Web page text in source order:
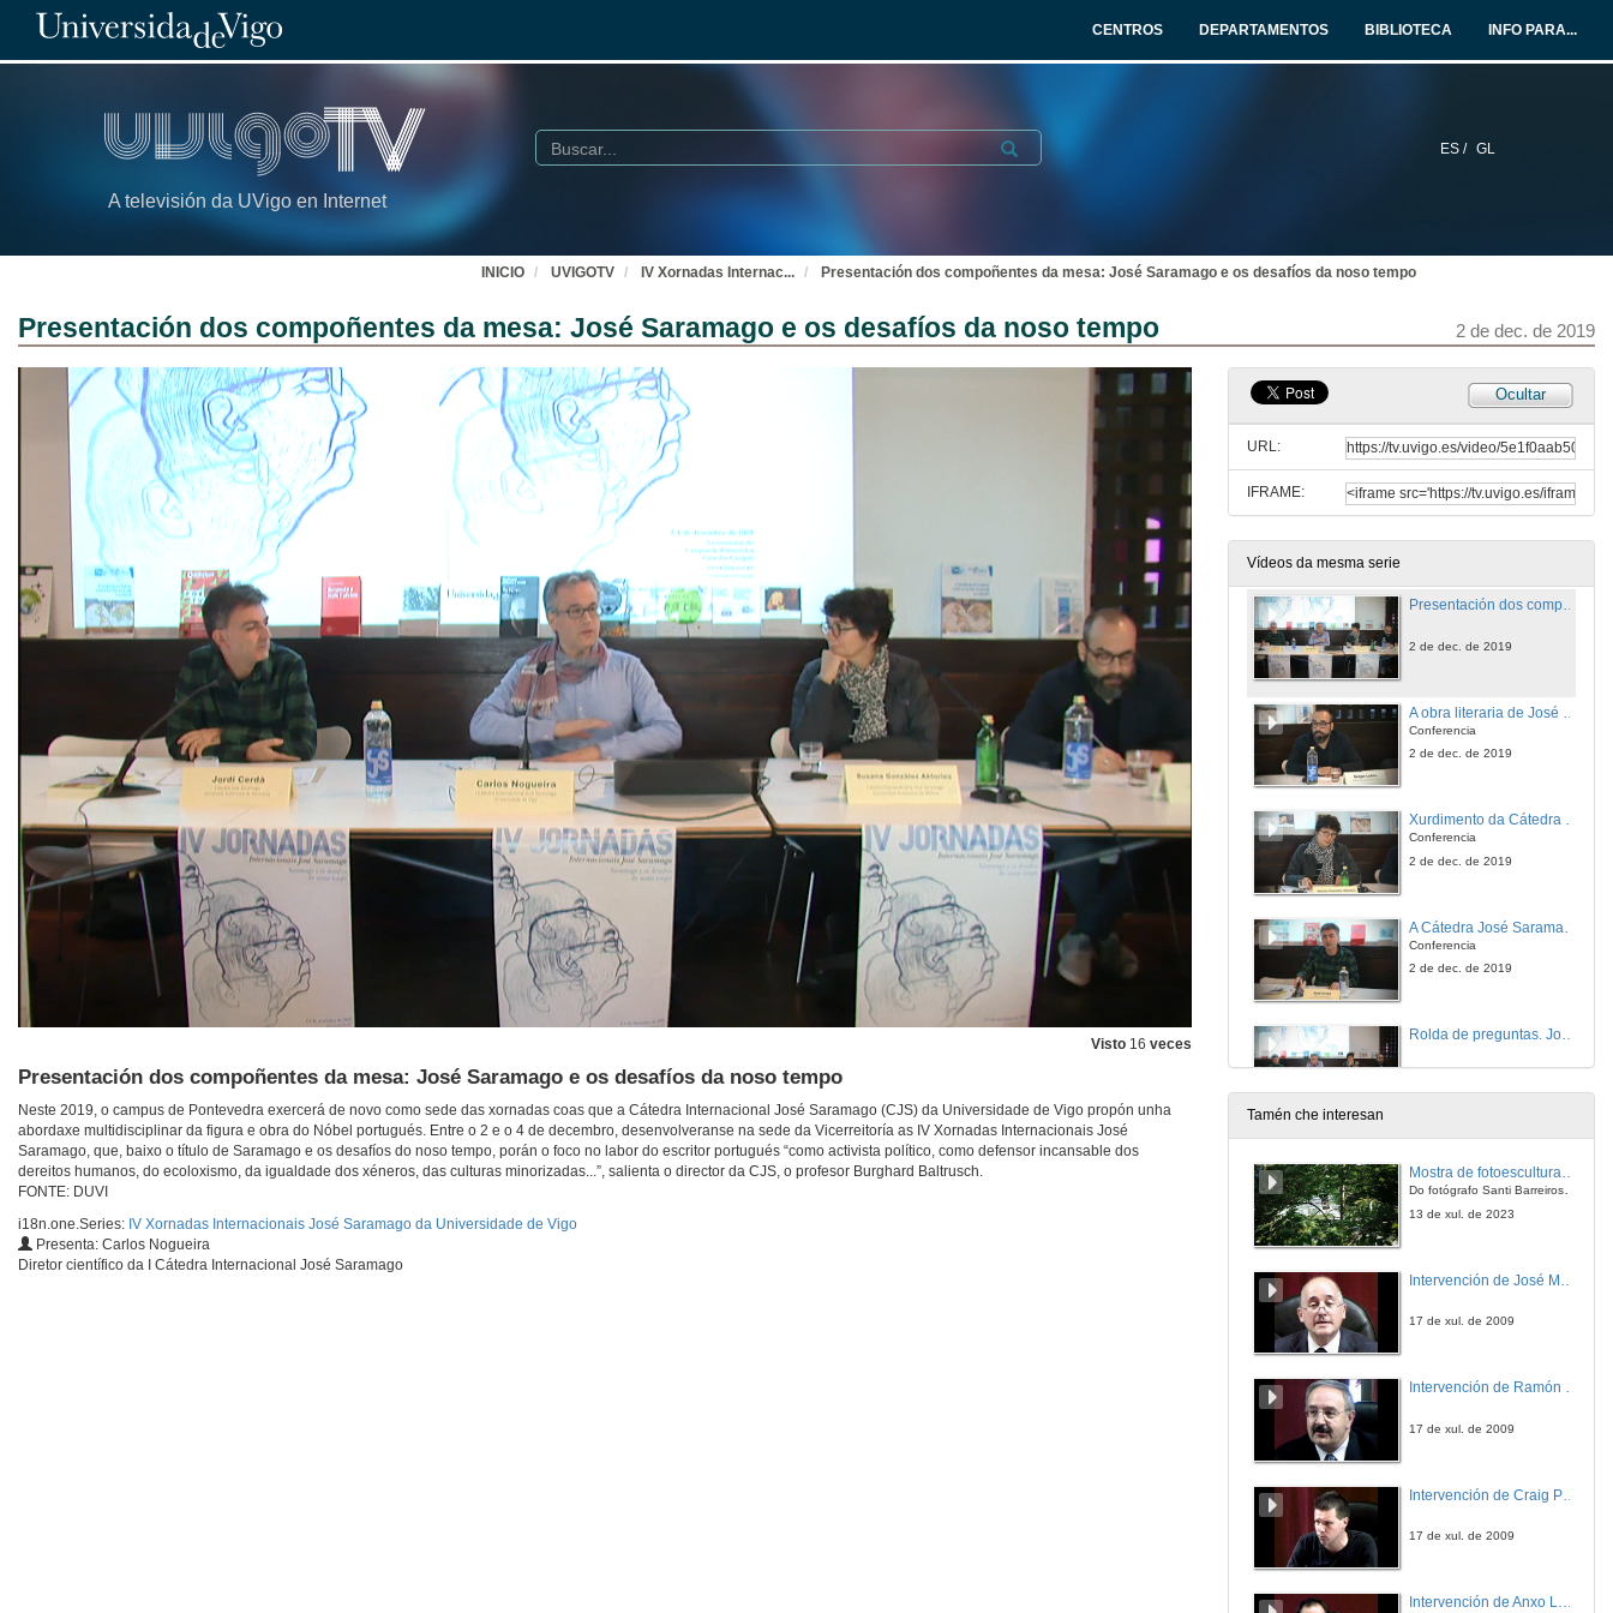
CENTROS DEPARTAMENTOS BIBLIOTECA INFO PARA...
A televisión da UVigo en Internet
ES / GL
Buscar Submit
INICIO UVIGOTV IV Xornadas Internac... Presentación dos compoñentes da mesa: José Saramago e os desafíos da noso tempo
Presentación dos compoñentes da mesa: José Saramago e os desafíos da noso tempo 2 de dec. de 2019
Visto 16 veces
Presentación dos compoñentes da mesa: José Saramago e os desafíos da noso tempo
Neste 2019, o campus de Pontevedra exercerá de novo como sede das xornadas coas que a Cátedra Internacional José Saramago (CJS) da Universidade de Vigo propón unha
abordaxe multidisciplinar da figura e obra do Nóbel portugués. Entre o 2 e o 4 de decembro, desenvolveranse na sede da Vicerreitoría as IV Xornadas Internacionais José
Saramago, que, baixo o título de Saramago e os desafíos do noso tempo, porán o foco no labor do escritor portugués “como activista político, como defensor incansable dos
dereitos humanos, do ecoloxismo, da igualdade dos xéneros, das culturas minorizadas...”, salienta o director da CJS, o profesor Burghard Baltrusch.
FONTE: DUVI
i18n.one.Series: IV Xornadas Internacionais José Saramago da Universidade de Vigo
Presenta: Carlos Nogueira
Diretor científico da I Cátedra Internacional José Saramago
Ocultar
URL:
IFRAME:
Vídeos da mesma serie
Intervención de Jorge Soto Carballo
2 de dec. de 2019
Waterloo Uprising Extinction Rebellion
Rolda de preguntas. Extinction Rebellion: Seguindo os pasos de Saramago
2 de dec. de 2019
Presentación dos compoñentes da mesa: José Saramago e os desafíos da noso tempo
2 de dec. de 2019
Conferencia
2 de dec. de 2019
Xurdimento da Cátedra Extraordinaria José Saramago na UNAM
Conferencia
2 de dec. de 2019
Conferencia
2 de dec. de 2019
Rolda de preguntas. José Saramago e os desafíos da noso tempo
Presentación dos compoñentes da mesa: Galicia e o mundo lusófono
2 de dec. de 2019
Tamén che interesan
Mostra de fotoesculturas Overtraz
Do fotógrafo Santi Barreiros e o escultor Nito Contreras.
13 de xul. de 2023
17 de xul. de 2009
Intervención de Ramón Villlares
17 de xul. de 2009
17 de xul. de 2009
Intervención de Anxo Lorenzo